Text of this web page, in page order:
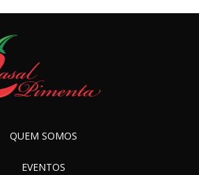
QUEM SOMOS
EVENTOS